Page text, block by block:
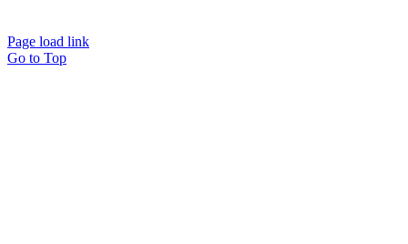
Page load link
Go to Top